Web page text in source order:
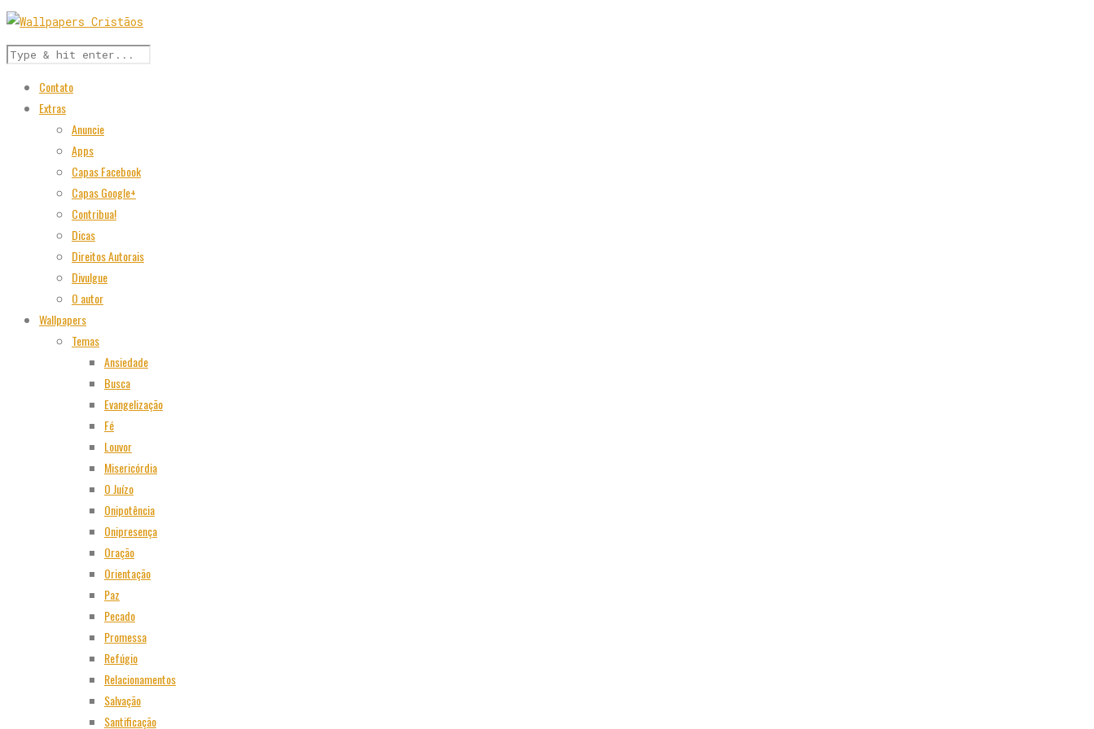
Contato
Extras
Anuncie
Apps
Capas Facebook
Capas Google+
Contribua!
Dicas
Direitos Autorais
Divulgue
O autor
Wallpapers
Temas
Ansiedade
Busca
Evangelização
Fé
Louvor
Misericórdia
O Juízo
Onipotência
Onipresença
Oração
Orientação
Paz
Pecado
Promessa
Refúgio
Relacionamentos
Salvação
Santificação